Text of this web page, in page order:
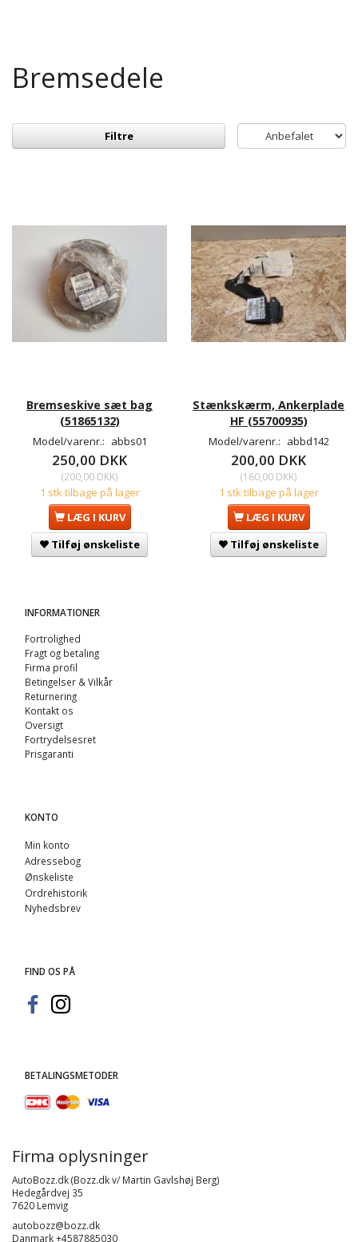
Bremsedele
Filtre
Bremseskive sæt bag
(51865132)
Model/varenr.: abbs01
250,00 DKK
(200,00 DKK)
1 stk tilbage på lager
LÆG I KURV
Tilføj ønskeliste
Stænkskærm, Ankerplade
HF (55700935)
Model/varenr.: abbd142
200,00 DKK
(160,00 DKK)
1 stk tilbage på lager
LÆG I KURV
Tilføj ønskeliste
INFORMATIONER
Fortrolighed
Fragt og betaling
Firma profil
Betingelser & Vilkår
Returnering
Kontakt os
Oversigt
Fortrydelsesret
Prisgaranti
KONTO
Min konto
Adressebog
Ønskeliste
Ordrehistorik
Nyhedsbrev
FIND OS PÅ
BETALINGSMETODER
Firma oplysninger
AutoBozz.dk (Bozz.dk v/ Martin Gavlshøj Berg)
Hedegårdvej 35
7620 Lemvig
autobozz@bozz.dk
Danmark +4587885030